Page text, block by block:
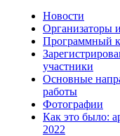
Новости
Организаторы
Программный
участники
Основные
работы
Фотографии
Как это было:
2022